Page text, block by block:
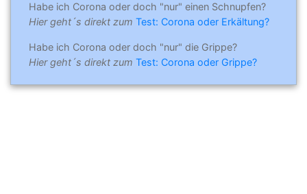
Habe ich Corona oder doch "nur" einen Schnupfen?
Hier geht´s direkt zum Test: Corona oder Erkältung?
Habe ich Corona oder doch "nur" die Grippe?
Hier geht´s direkt zum Test: Corona oder Grippe?